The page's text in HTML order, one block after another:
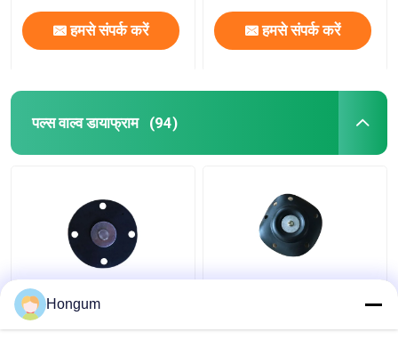
हमसे संपर्क करें हमसे संपर्क करें
पल्स वाल्व डायाफ्राम (94)
सीआर एफआर फ़िल्टर पल्स
वाल्व डायाफ्राम एजिंग प्रतिरोध
Hongum